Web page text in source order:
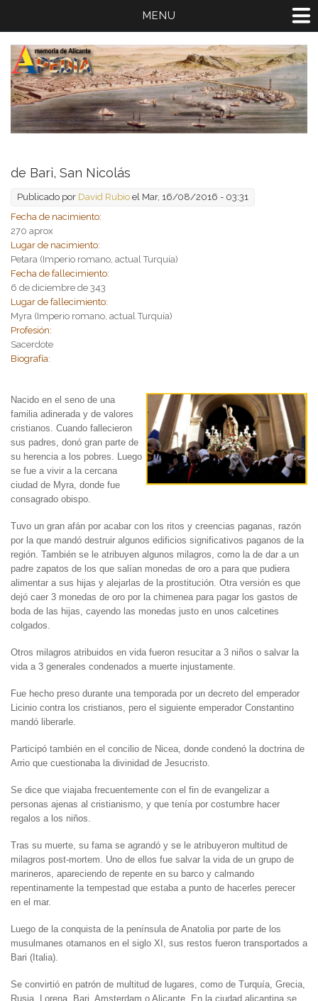
MENU
de Bari, San Nicolás
Publicado por David Rubio el Mar, 16/08/2016 - 03:31
Fecha de nacimiento:
270 aprox
Lugar de nacimiento:
Petara (Imperio romano, actual Turquía)
Fecha de fallecimiento:
6 de diciembre de 343
Lugar de fallecimiento:
Myra (Imperio romano, actual Turquía)
Profesión:
Sacerdote
Biografía:
Nacido en el seno de una
familia adinerada y de valores
cristianos. Cuando fallecieron
sus padres, donó gran parte de
su herencia a los pobres. Luego
se fue a vivir a la cercana
ciudad de Myra, donde fue
consagrado obispo.
Tuvo un gran afán por acabar con los ritos y creencias paganas, razón
por la que mandó destruir algunos edificios significativos paganos de la
región. También se le atribuyen algunos milagros, como la de dar a un
padre zapatos de los que salían monedas de oro a para que pudiera
alimentar a sus hijas y alejarlas de la prostitución. Otra versión es que
dejó caer 3 monedas de oro por la chimenea para pagar los gastos de
boda de las hijas, cayendo las monedas justo en unos calcetines
colgados.
Otros milagros atribuidos en vida fueron resucitar a 3 niños o salvar la
vida a 3 generales condenados a muerte injustamente.
Fue hecho preso durante una temporada por un decreto del emperador
Licinio contra los cristianos, pero el siguiente emperador Constantino
mandó liberarle.
Participó también en el concilio de Nicea, donde condenó la doctrina de
Arrio que cuestionaba la divinidad de Jesucristo.
Se dice que viajaba frecuentemente con el fin de evangelizar a
personas ajenas al cristianismo, y que tenía por costumbre hacer
regalos a los niños.
Tras su muerte, su fama se agrandó y se le atribuyeron multitud de
milagros post-mortem. Uno de ellos fue salvar la vida de un grupo de
marineros, apareciendo de repente en su barco y calmando
repentinamente la tempestad que estaba a punto de hacerles perecer
en el mar.
Luego de la conquista de la península de Anatolia por parte de los
musulmanes otamanos en el siglo XI, sus restos fueron transportados a
Bari (Italia).
Se convirtió en patrón de multitud de lugares, como de Turquía, Grecia,
Rusia, Lorena, Bari, Amsterdam o Alicante. En la ciudad alicantina se